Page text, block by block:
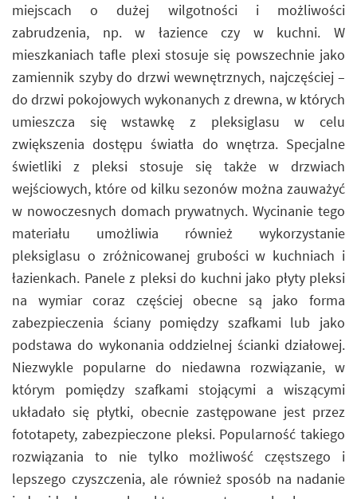
miejscach o dużej wilgotności i możliwości
zabrudzenia, np. w łazience czy w kuchni. W
mieszkaniach tafle plexi stosuje się powszechnie jako
zamiennik szyby do drzwi wewnętrznych, najczęściej –
do drzwi pokojowych wykonanych z drewna, w których
umieszcza się wstawkę z pleksiglasu w celu
zwiększenia dostępu światła do wnętrza. Specjalne
świetliki z pleksi stosuje się także w drzwiach
wejściowych, które od kilku sezonów można zauważyć
w nowoczesnych domach prywatnych. Wycinanie tego
materiału umożliwia również wykorzystanie
pleksiglasu o zróżnicowanej grubości w kuchniach i
łazienkach. Panele z pleksi do kuchni jako płyty pleksi
na wymiar coraz częściej obecne są jako forma
zabezpieczenia ściany pomiędzy szafkami lub jako
podstawa do wykonania oddzielnej ścianki działowej.
Niezwykle popularne do niedawna rozwiązanie, w
którym pomiędzy szafkami stojącymi a wiszącymi
układało się płytki, obecnie zastępowane jest przez
fototapety, zabezpieczone pleksi. Popularność takiego
rozwiązania to nie tylko możliwość częstszego i
lepszego czyszczenia, ale również sposób na nadanie